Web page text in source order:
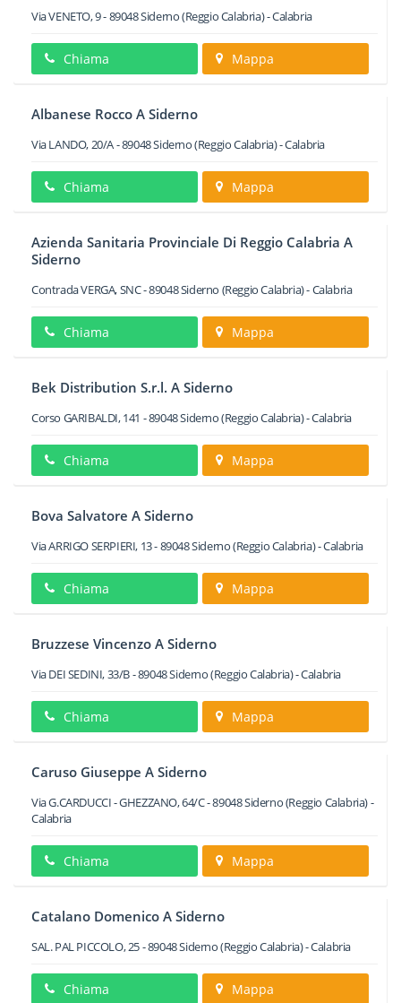
Via VENETO, 9-89048Siderno(Reggio Calabria) -Calabria
Chiama Mappa
Albanese Rocco A Siderno
Via LANDO, 20/A-89048Siderno(Reggio Calabria) -Calabria
Chiama Mappa
Azienda Sanitaria Provinciale Di Reggio Calabria A
Siderno
Contrada VERGA, SNC-89048Siderno (Reggio Calabria) -Calabria
Chiama Mappa
Bek Distribution S.r.l. A Siderno
Corso GARIBALDI, 141 -89048Siderno(Reggio Calabria) -Calabria
Chiama Mappa
Bova Salvatore A Siderno
Via ARRIGO SERPIERI, 13-89048Siderno(Reggio Calabria) -Calabria
Chiama Mappa
Bruzzese Vincenzo A Siderno
Via DEI SEDINI, 33/B-89048Siderno(Reggio Calabria) -Calabria
Chiama Mappa
Caruso Giuseppe A Siderno
Via G.CARDUCCI - GHEZZANO, 64/C-89048Siderno(Reggio Calabria) -
Calabria
Chiama Mappa
Catalano Domenico A Siderno
SAL. PAL PICCOLO, 25-89048Siderno(Reggio Calabria) -Calabria
Chiama Mappa